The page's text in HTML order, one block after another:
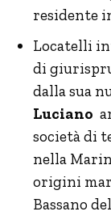
residente
Locatelli
di
dalla sua
Luciano
società di
nella
origini
Bassano